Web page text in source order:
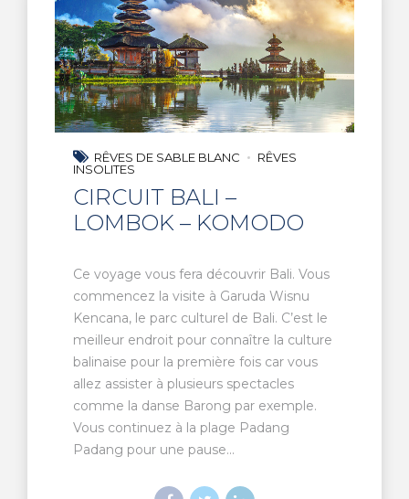
RÊVES DE SABLE BLANC
RÊVES
INSOLITES
CIRCUIT BALI –
LOMBOK – KOMODO
Ce voyage vous fera découvrir Bali. Vous
commencez la visite à Garuda Wisnu
Kencana, le parc culturel de Bali. C’est le
meilleur endroit pour connaître la culture
balinaise pour la première fois car vous
allez assister à plusieurs spectacles
comme la danse Barong par exemple.
Vous continuez à la plage Padang
Padang pour une pause...